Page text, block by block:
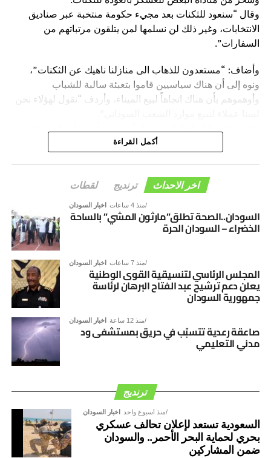
وقال “سنعود للثكنات بعد مجيء حكومة منتخبة عبر صناديق
الانتخابات، وغير ذلك لن نسلمها لمن يتلقون مرتباتهم من
السفارات”.
وأضاف: “مستعدون للذهاب الى منازلنا ناهيك عن الثكنات”،
ونوه إلى أن هناك سياسيين قاموا بتعبئة سالبة للشباب
وأوهموهم بأن هناك اتجاهاً لبيع الميناء، وأردف “نقول لهؤلاء نحن
والحباب بدار البني عامر، بعض السياسيين بعرقلة مسيرة البلاد
الإماراتية السعودية لدعم الفترة الانتقالية وعادوا مجدداً وأوقفوا
أكمل القراءة
اخر الاحداث ترنديج لقطات
اخبار السودان منذ 4 ساعات
السودان..الصحة تطلق”مارثون المشي” بالساحة
الخضراء – السودان الحرة
اخبار السودان منذ 7 ساعات
المجلس الرئاسي لتنسيقية القوى الوطنية
يعلن دعم ترشيح عبد الفتاح البرهان لرئاسة
جمهورية السودان
اخبار السودان منذ 12 ساعة
صاعقة رعدية تتسبّب في حريق بمستشفى ود
مدني التعليمي
ترنديج
اخبار السودان منذ أسبوع واحد
السعودية تستعد لإعلان تحالف عسكري
بحري لحماية البحر الأحمر.. والسودان
ضمن المشاركين